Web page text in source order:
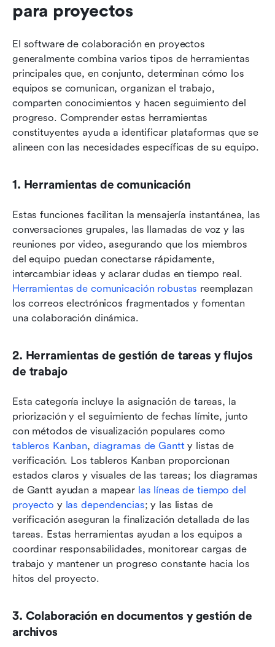
para proyectos
El software de colaboración en proyectos
generalmente combina varios tipos de herramientas
principales que, en conjunto, determinan cómo los
equipos se comunican, organizan el trabajo,
comparten conocimientos y hacen seguimiento del
progreso. Comprender estas herramientas
constituyentes ayuda a identificar plataformas que se
alineen con las necesidades específicas de su equipo.
1. Herramientas de comunicación
Estas funciones facilitan la mensajería instantánea, las
conversaciones grupales, las llamadas de voz y las
reuniones por video, asegurando que los miembros
del equipo puedan conectarse rápidamente,
Herramientas de comunicación robustas reemplazan
los correos electrónicos fragmentados y fomentan
una colaboración dinámica.
2. Herramientas de gestión de tareas y flujos
de trabajo
Esta categoría incluye la asignación de tareas, la
priorización y el seguimiento de fechas límite, junto
tableros Kanban, diagramas de Gantt y listas de
verificación. Los tableros Kanban proporcionan
estados claros y visuales de las tareas; los diagramas
de Gantt ayudan a mapear las líneas de tiempo del
proyecto y las dependencias; y las listas de
verificación aseguran la finalización detallada de las
tareas. Estas herramientas ayudan a los equipos a
coordinar responsabilidades, monitorear cargas de
trabajo y mantener un progreso constante hacia los
hitos del proyecto.
3. Colaboración en documentos y gestión de
archivos